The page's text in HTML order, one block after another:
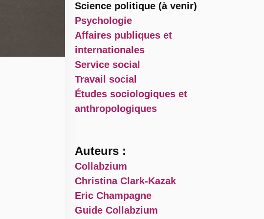
Science politique (à venir)
Psychologie
Affaires publiques et
internationales
Service social
Travail social
Études sociologiques et
anthropologiques
Auteurs :
Collabzium
Christina Clark-Kazak
Eric Champagne
Guide Collabzium